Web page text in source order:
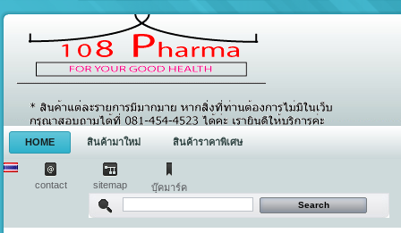
HOME สินค้ามาใหม่ สินค้าราคาพิเศษ
contact sitemap บุ๊คมาร์ค